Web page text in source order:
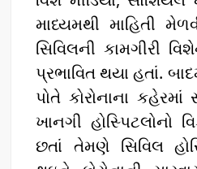
માધ્યમથી માહિતી
સિવિલની કામગીરી
પ્રભાવિત થયા હતાં.
પોતે કોરોનાના
ખાનગી હોસ્પિટલોનો
છતાં તેમણે સિવિલ